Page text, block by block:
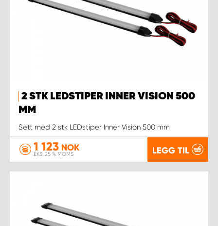
2 STK LEDSTIPER INNER VISION 500
MM
Sett med 2 stk LEDstiper Inner Vision 500 mm
1 123 NOK
EKS. 25 % MOMS LEGG TIL